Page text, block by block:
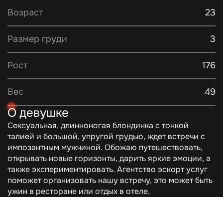
Возраст 23
Размер груди 3
Рост 176
Вес 49
О девушке
Сексуальная, длинноногая блондинка с тонкой
талией и большой, упругой грудью, ждет встречи с
импозантным мужчиной. Обожаю путешествовать,
открывать новые горизонты, дарить яркие эмоции, а
также экспериментировать. Агентство эскорт услуг
поможет организовать нашу встречу, это может быть
ужин в ресторане или отдых в отеле.